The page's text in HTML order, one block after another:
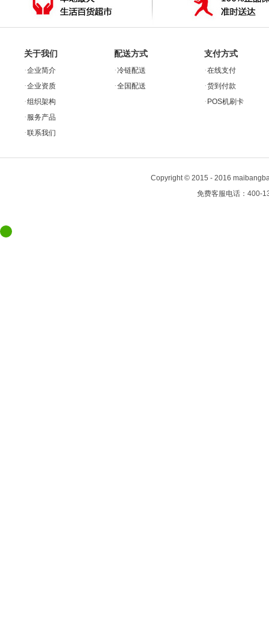
关于我们
·企业简介
·企业资质
·组织架构
· 服务产品
·联系我们
配送方式
·冷链配送
·全国配送
支付方式
·在线支付
·货到付款
· POS机刷卡
Copyright© 2015 - 2016
免费客服电话：400-